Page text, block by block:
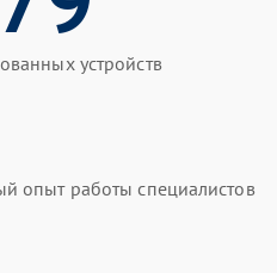
устройств
опыт работы специалистов